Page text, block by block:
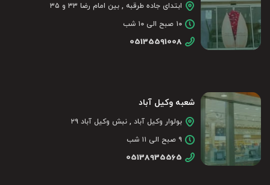
ابتدای جاده طرقبه , بین امام رضا ۳۳ و ۳۵
۱۰ صبح الی ۱۰ شب
05135591008
شعبه وکیل آباد
بولوار وکیل آباد , نبش وکیل آباد ۲۹
۹ صبح الی ۱۱ شب
05138935565